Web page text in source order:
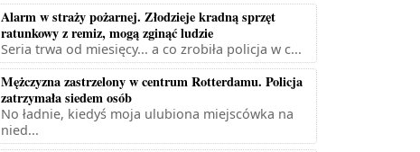
Alarm w straży pożarnej. Złodzieje kradną sprzęt
ratunkowy z remiz, mogą zginąć ludzie
Seria trwa od miesięcy... a co zrobiła policja w c...
Mężczyzna zastrzelony w centrum Rotterdamu. Policja
zatrzymała siedem osób
No ładnie, kiedyś moja ulubiona miejscówka na
nied...